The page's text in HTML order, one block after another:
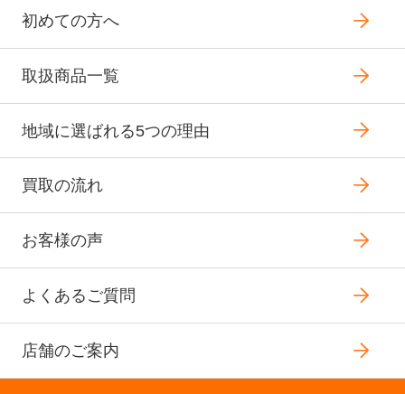
初めての方へ
取扱商品一覧
地域に選ばれる5つの理由
買取の流れ
お客様の声
よくあるご質問
店舗のご案内